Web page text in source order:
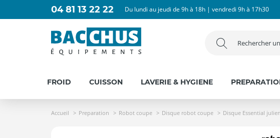
04 81 13 22 22 Du lundi au jeudi de 9h à 18h | vendredi 9h à 17h30
FROID CUISSON LAVERIE & HYGIENE
Accueil Preparation Robot coupe Disque robot coupe Disque Essential